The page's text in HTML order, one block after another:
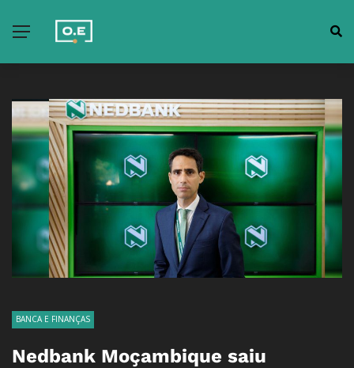
BANCA E FINANÇAS
Nedbank Moçambique saiu